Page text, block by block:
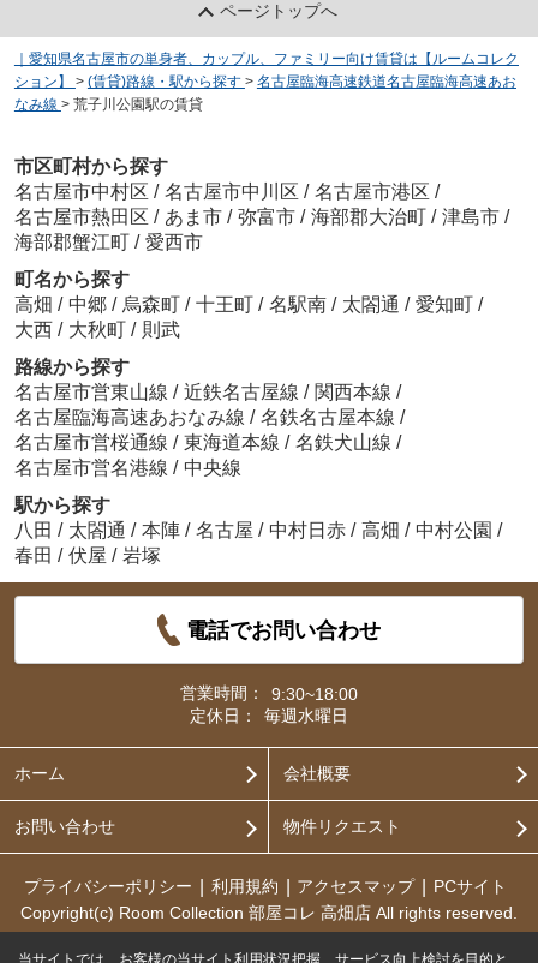
ページトップへ
｜愛知県名古屋市の単身者、カップル、ファミリー向け賃貸は【ルームコレク
ション】
> (賃貸)路線・駅から探す > 名古屋臨海高速鉄道名古屋臨海高速あお
なみ線 > 荒子川公園駅の賃貸
市区町村から探す
名古屋市中村区 / 名古屋市中川区 / 名古屋市港区 /
名古屋市熱田区 / あま市 / 弥富市 / 海部郡大治町 / 津島市 /
海部郡蟹江町 / 愛西市
町名から探す
高畑 / 中郷 / 烏森町 / 十王町 / 名駅南 / 太閤通 / 愛知町 /
大西 / 大秋町 / 則武
路線から探す
名古屋市営東山線 / 近鉄名古屋線 / 関西本線 /
名古屋臨海高速あおなみ線 / 名鉄名古屋本線 /
名古屋市営桜通線 / 東海道本線 / 名鉄犬山線 /
名古屋市営名港線 / 中央線
駅から探す
八田 / 太閤通 / 本陣 / 名古屋 / 中村日赤 / 高畑 / 中村公園 /
春田 / 伏屋 / 岩塚
電話でお問い合わせ
営業時間：
9:30~18:00
定休日：
毎週水曜日
ホーム 会社概要
お問い合わせ 物件リクエスト
プライバシーポリシー 利用規約 アクセスマップ
PCサイト
Copyright(c) Room Collection 部屋コレ 高畑店 All rights reserved.
当サイトでは、お客様の当サイト利用状況把握、サービス向上検討を目的と